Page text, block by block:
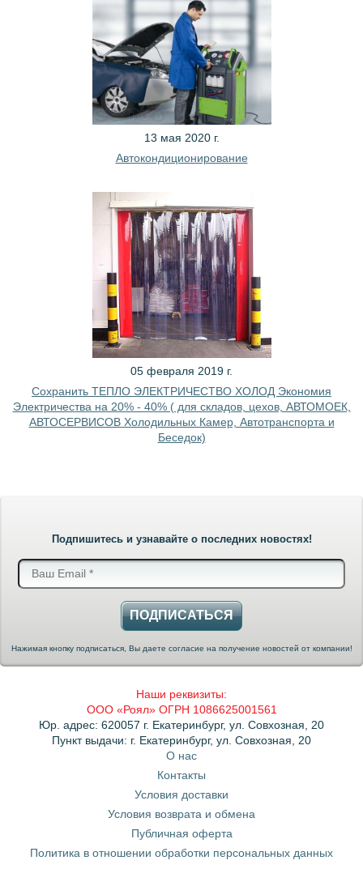
13 мая 2020 г.
Автокондиционирование
05 февраля 2019 г.
Сохранить ТЕПЛО ЭЛЕКТРИЧЕСТВО ХОЛОД Экономия
Электричества на 20% - 40% ( для складов, цехов, АВТОМОЕК,
АВТОСЕРВИСОВ Холодильных Камер, Автотранспорта и
Беседок)
Подпишитесь и узнавайте о последних новостях!
ПОДПИСАТЬСЯ
Нажимая кнопку подписаться, Вы даете согласие на получение новостей от компании!
Наши реквизиты:
ООО «Роял» ОГРН 1086625001561
Юр. адрес: 620057 г. Екатеринбург, ул. Совхозная, 20
Пункт выдачи: г. Екатеринбург, ул. Совхозная, 20
О нас
Контакты
Условия доставки
Условия возврата и обмена
Публичная оферта
Политика в отношении обработки персональных данных